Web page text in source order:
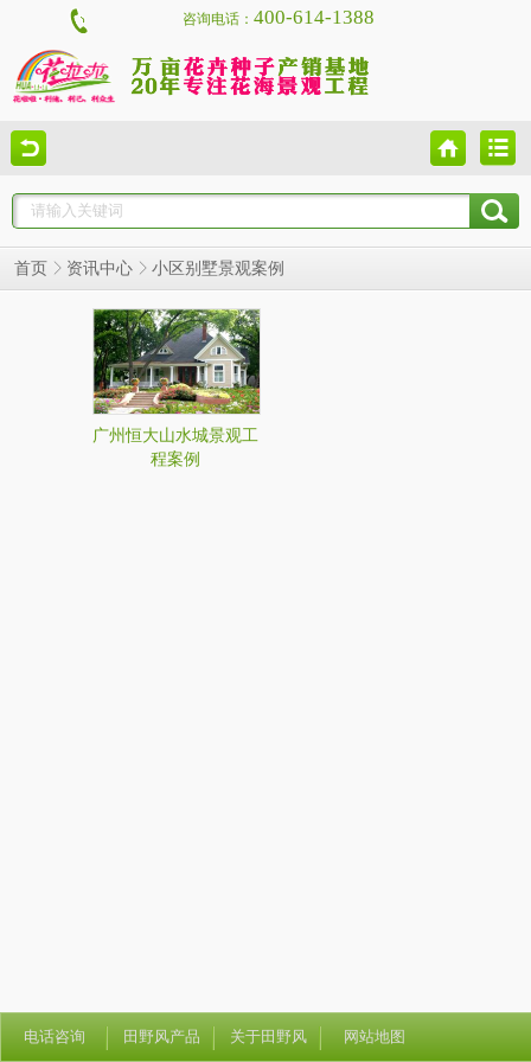
咨询电话：400-614-1388
首页 资讯中心 小区别墅景观案例
广州恒大山水城景观工
程案例
电话咨询 田野风产品 关于田野风 网站地图